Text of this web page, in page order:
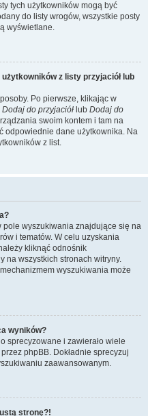
tych użytkowników mogą być
do listy wrogów, wszystkie posty
wyświetlane.
z listy przyjaciół lub
Po pierwsze, klikając w
Dodaj do przyjaciół lub Dodaj do
swoim kontem i tam na
odpowiednie dane użytkownika. Na
z list.
pole wyszukiwania znajdujące się na
i tematów. W celu uzyskania
kliknąć odnośnik
na wszystkich stronach witryny.
wyszukiwania może
wyników?
sprecyzowane i zawierało wiele
phpBB. Dokładnie sprecyzuj
zaawansowanym.
stronę?!